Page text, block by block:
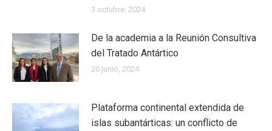
3 octubre, 2024
De la academia a la Reunión Consultiva
del Tratado Antártico
20 junio, 2024
Plataforma continental extendida de
islas subantárticas: un conflicto de